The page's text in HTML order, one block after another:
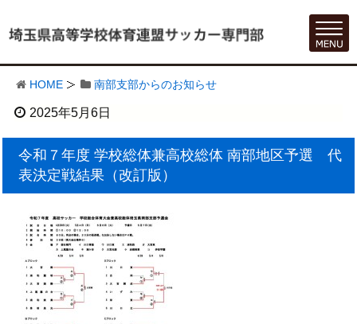
HOME 南部支部からのお知らせ
2025年5月6日
令和７年度 学校総体兼高校総体 南部地区予選 代
表決定戦結果（改訂版）